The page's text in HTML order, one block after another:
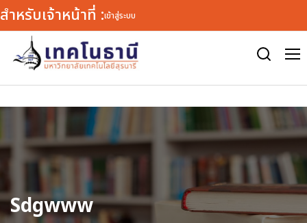
Warning: defined() expects exactly 1 parameter, 2 given in
/var/www/html/tn/wp-includes/load.php
สำหรับเจ้าหน้าที่ :เข้าสู่ระบบ
Sdgwww